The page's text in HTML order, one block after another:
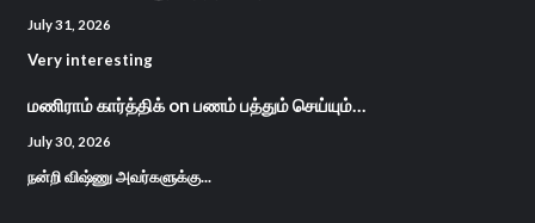
July 31, 2026
Very interesting
மணிராம் கார்த்திக்on பணம் பத்தும் செய்யும்…
July 30, 2026
நன்றி விஷ்ணு அவர்களுக்கு...